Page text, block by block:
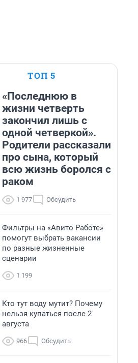
ТОП 5
«Последнюю в
жизни четверть
закончил лишь с
одной четверкой».
Родители рассказали
про сына, который
всю жизнь боролся с
раком
1 977 Обсудить
Фильтры на «Авито Работе»
помогут выбрать вакансии
по разные жизненные
сценарии
1 199
Кто тут воду мутит? Почему
нельзя купаться после 2
августа
966 Обсудить